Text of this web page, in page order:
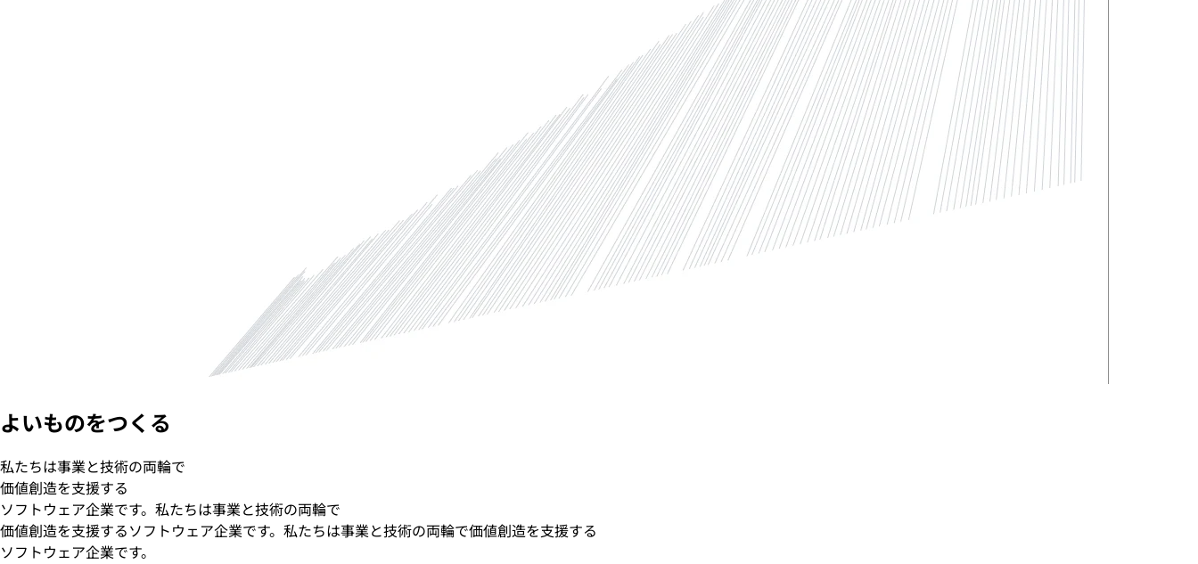
よいものをつくる
私たちは事業と技術の両輪で
価値創造を支援する
ソフトウェア企業です。 私たちは事業と技術の両輪で
価値創造を支援するソフトウェア企業です。 私たちは事業と技術の両輪で価値創造を支援する
ソフトウェア企業です。